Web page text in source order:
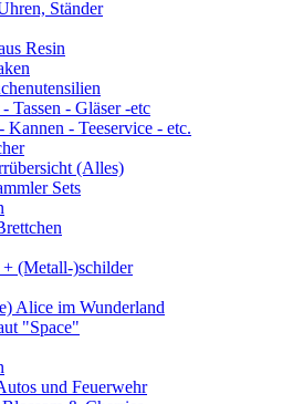
Ständer
Resin
Tassen - Gläser -etc
Kannen - Teeservice - etc.
(Alles)
Sets
(Metall-)schilder
Alice im Wunderland
"Space"
und Feuerwehr